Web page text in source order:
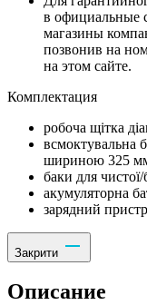
в официальные
магазины
позвонив на
на этом сайте.
Комплектация
робоча щітка
всмоктувальна
шириною 325
баки для
акумуляторна
зарядний
Закрити
Описание